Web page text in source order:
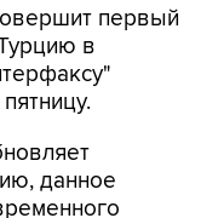
первый
в
данное